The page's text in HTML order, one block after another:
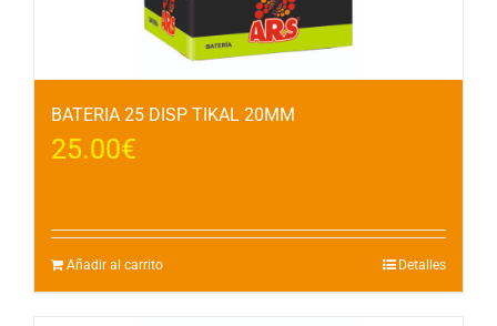
BATERIA 25 DISP TIKAL 20MM
25.00€
Añadir al carrito Detalles